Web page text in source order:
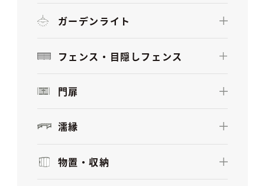
ガーデンライト
フェンス・目隠しフェンス
門扉
濡縁
物置・収納